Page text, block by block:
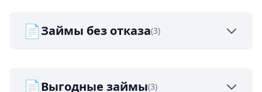
📄Займы без отказа(3)
📄Выгодные займы(3)